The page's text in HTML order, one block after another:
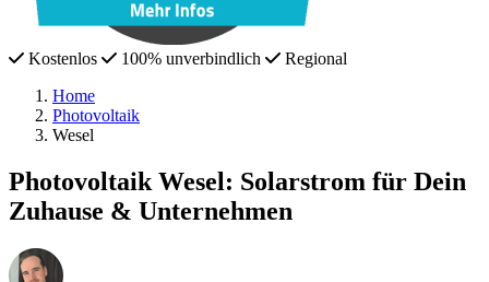
Kostenlos 100% unverbindlich
Regional
Home
Photovoltaik
Wesel
Photovoltaik Wesel: Solarstrom für Dein
Zuhause & Unternehmen